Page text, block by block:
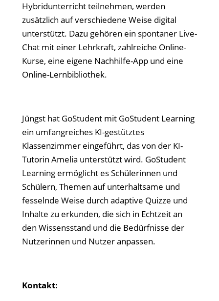
Hybridunterricht teilnehmen, werden
zusätzlich auf verschiedene Weise digital
unterstützt. Dazu gehören ein spontaner Live-
Chat mit einer Lehrkraft, zahlreiche Online-
Kurse, eine eigene Nachhilfe-App und eine
Online-Lernbibliothek.
Jüngst hat GoStudent mit GoStudent Learning
ein umfangreiches KI-gestütztes
Klassenzimmer eingeführt, das von der KI-
Tutorin Amelia unterstützt wird. GoStudent
Learning ermöglicht es Schülerinnen und
Schülern, Themen auf unterhaltsame und
fesselnde Weise durch adaptive Quizze und
Inhalte zu erkunden, die sich in Echtzeit an
den Wissensstand und die Bedürfnisse der
Nutzerinnen und Nutzer anpassen.
Kontakt: